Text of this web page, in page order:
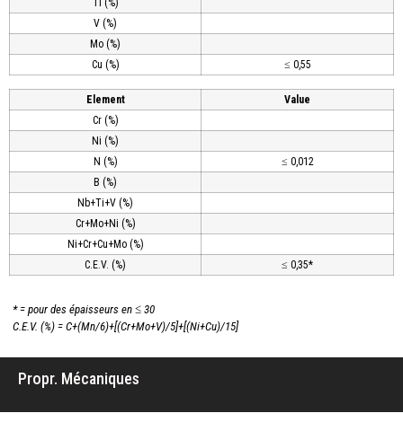
Ti (%)
V (%)
Mo (%)
Cu (%)
≤ 0,55
Element
Value
Cr (%)
Ni (%)
N (%)
≤ 0,012
B (%)
Nb+Ti+V (%)
Cr+Mo+Ni (%)
Ni+Cr+Cu+Mo (%)
C.E.V. (%)
≤ 0,35*
* = pour des épaisseurs en ≤ 30
C.E.V. (%) = C+(Mn/6)+[(Cr+Mo+V)/5]+[(Ni+Cu)/15]
Propr. Mécaniques